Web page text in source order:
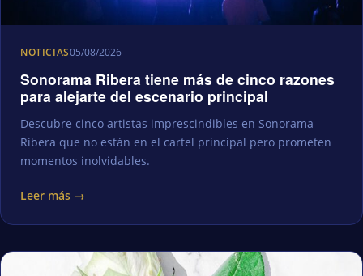
NOTICIAS05/08/2026
Sonorama Ribera tiene más de cinco razones
para alejarte del escenario principal
Descubre cinco artistas imprescindibles en Sonorama
Ribera que no están en el cartel principal pero prometen
momentos inolvidables.
Leer más →